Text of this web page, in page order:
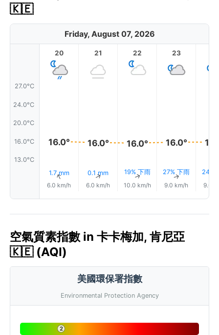
🇰🇪
Friday, August 07, 2026
27.0°C
24.0°C
20.0°C
16.0°C
13.0°C
20
16.0°
1.7 mm
↑
6.0 km/h
21
16.0°
0.1 mm
↑
6.0 km/h
22
16.0°
19% 下雨
↑
10.0 km/h
23
16.0°
27% 下雨
↑
9.0 km/h
24%
9.0
空氣質素指數 in 卡卡梅加, 肯尼亞
🇰🇪 (AQI)
美國環保署指數
Environmental Protection Agency
2